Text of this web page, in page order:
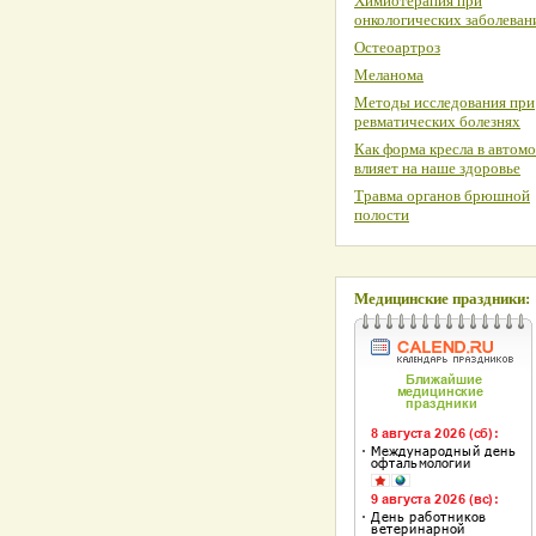
онкологических
Остеоартроз
Меланома
Методы исследования при
ревматических болезнях
Как форма кресла в
влияет на наше здоровье
Травма органов брюшной
полости
Медицинские праздники: